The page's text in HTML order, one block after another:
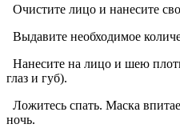
Очистите лицо и нанесите
Выдавите необходимое
Нанесите на лицо и шею
глаз и губ).
Ложитесь спать. Маска
ночь.